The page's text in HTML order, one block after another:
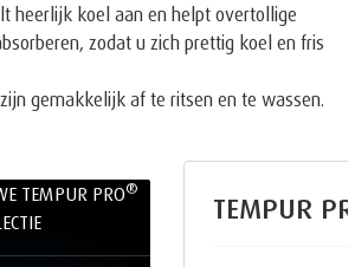
heerlijk koel aan en helpt overtollige
zodat u zich prettig koel en fris
gemakkelijk af te ritsen en te wassen.
TEMPUR PRO®
TEMPUR